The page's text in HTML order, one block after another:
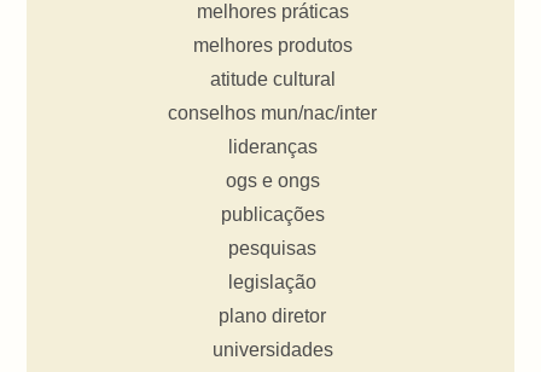
melhores práticas
melhores produtos
atitude cultural
conselhos mun/nac/inter
lideranças
ogs e ongs
publicações
pesquisas
legislação
plano diretor
universidades